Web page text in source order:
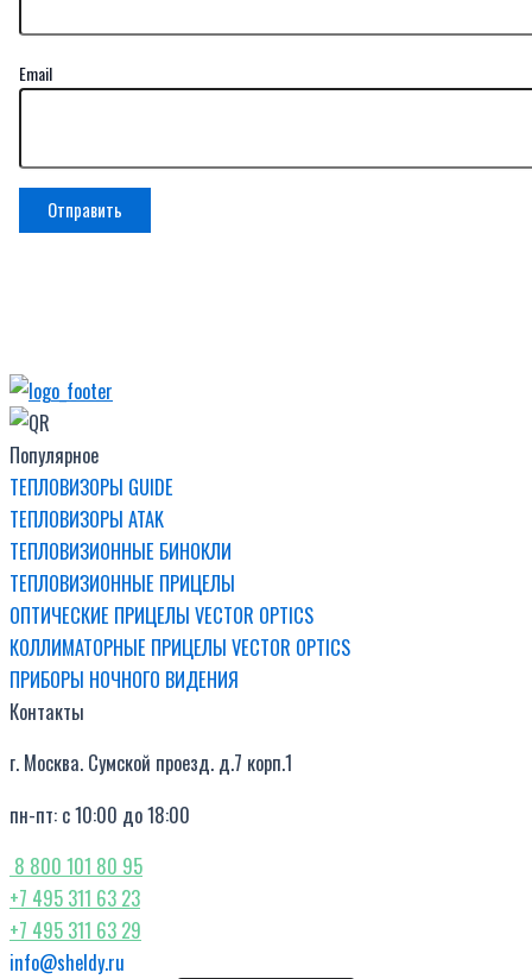
Email
Популярное
ТЕПЛОВИЗОРЫ GUIDE
ТЕПЛОВИЗОРЫ ATAK
ТЕПЛОВИЗИОННЫЕ БИНОКЛИ
ТЕПЛОВИЗИОННЫЕ ПРИЦЕЛЫ
ОПТИЧЕСКИЕ ПРИЦЕЛЫ VECTOR OPTICS
КОЛЛИМАТОРНЫЕ ПРИЦЕЛЫ VECTOR OPTICS
ПРИБОРЫ НОЧНОГО ВИДЕНИЯ
Контакты
г. Москва. Сумской проезд. д.7 корп.1
пн-пт: с 10:00 до 18:00
8 800 101 80 95
+7 495 311 63 23
+7 495 311 63 29
info@sheldy.ru